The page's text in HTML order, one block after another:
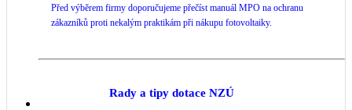
Bateriové úložiště
Novostavby
Před výběrem firmy doporučujeme přečíst manuál MPO na ochranu
zákazníků proti nekalým praktikám při nákupu fotovoltaiky.
Rady a tipy dotace NZÚ